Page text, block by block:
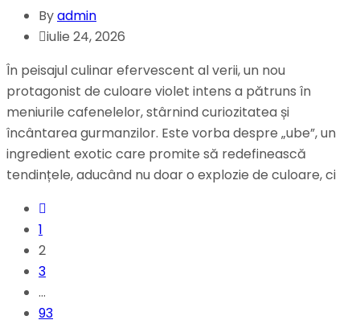
Byadmin
iulie 24, 2026
În peisajul culinar efervescent al verii, un nou
protagonist de culoare violet intens a pătruns în
meniurile cafenelelor, stârnind curiozitatea și
încântarea gurmanzilor. Este vorba despre „ube”, un
ingredient exotic care promite să redefinească
tendințele, aducând nu doar o explozie de culoare, ci
1
2
3
…
93